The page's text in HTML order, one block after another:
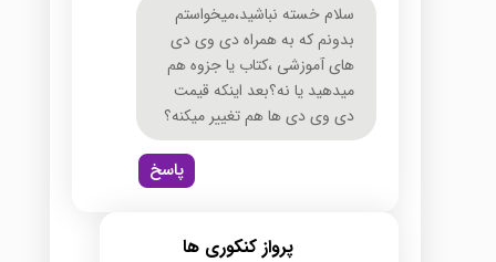
سلام خسته نباشید،میخواستم
بدونم که به همراه دی وی دی
های آموزشی ،کتاب یا جزوه هم
میدهید یا نه؟بعد اینکه قیمت
دی وی دی ها هم تغییر میکنه؟
پاسخ
پرواز کنکوری ها